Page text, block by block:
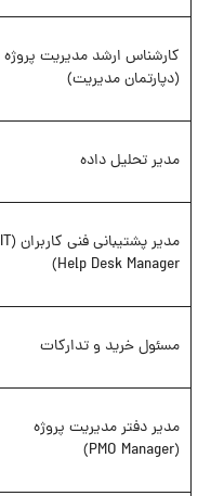
کارشناس ارشد مدیریت پروژه
(دپارتمان مدیریت)
مدیر تحلیل داده
مدیر پشتیبانی فنی کاربران (IT
Help Desk Manager)
مسئول خرید و تدارکات
مدیر دفتر مدیریت پروژه
(PMO Manager)